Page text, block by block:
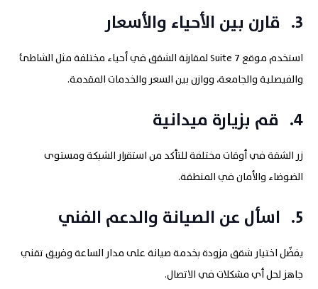
3. قارن بين الأحياء والأسعار
استخدم موقع 7 Suite لمقارنة الشقق في أحياء مختلفة مثل الشاطئ
والفيصلية والجامعة، ووازن بين السعر والخدمات المقدمة.
4. قم بزيارة ميدانية
زر الشقة في أوقات مختلفة للتأكد من استقرار الشبكة ومستوى
الضوضاء والأمان في المنطقة.
5. اسأل عن الصيانة والدعم الفني
يفضّل اختيار شقق مزودة بخدمة صيانة على مدار الساعة وفريق تقني
جاهز لحل أي مشكلات في الاتصال.